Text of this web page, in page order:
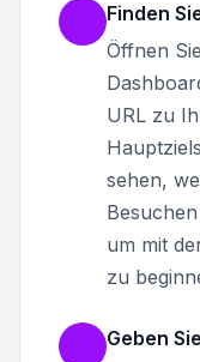
Finden
Öffnen
URL zu
sehen,
um mit
zu
Geben